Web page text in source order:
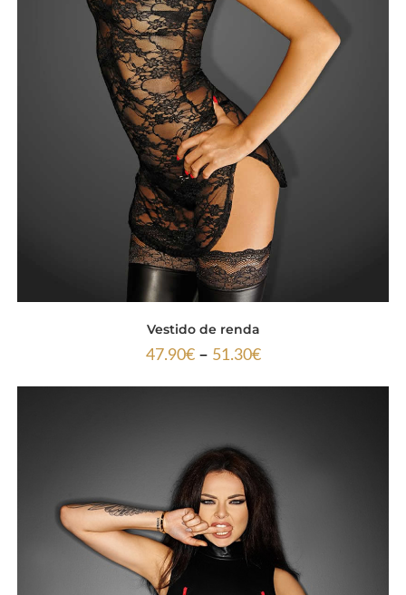
Vestido de renda
47.90€ – 51.30€